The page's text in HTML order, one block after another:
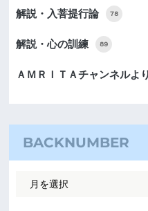
解説・入菩提行論 78
解説・心の訓練 89
ＡＭＲＩＴＡチャンネルより
BACKNUMBER